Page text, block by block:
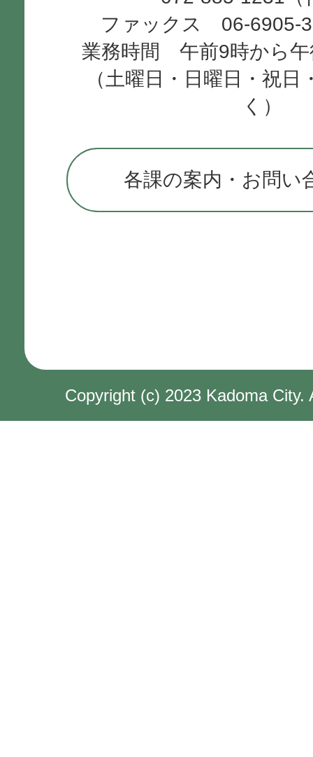
ファックス 06-6905-
業務時間 午前9時から午
（土曜日・日曜日・祝日
く）
各課の案内・お問い
Copyright (c) 2023 Kadoma City.